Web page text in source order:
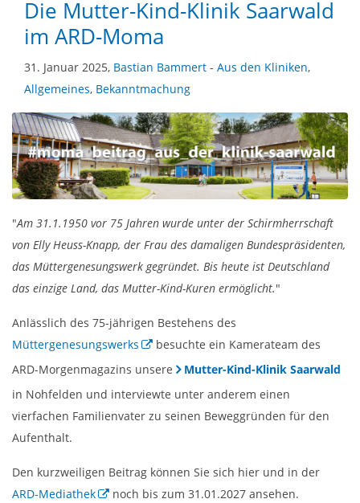
Die Mutter-Kind-Klinik Saarwald
im ARD-Moma
31. Januar 2025, Bastian Bammert - Aus den Kliniken,
Allgemeines, Bekanntmachung
"Am 31.1.1950 vor 75 Jahren wurde unter der Schirmherrschaft
von Elly Heuss-Knapp, der Frau des damaligen Bundespräsidenten,
das Müttergenesungswerk gegründet. Bis heute ist Deutschland
das einzige Land, das Mutter-Kind-Kuren ermöglicht."
Anlässlich des 75-jährigen Bestehens des
Müttergenesungswerks
besuchte ein Kamerateam des
ARD-Morgenmagazins unsere
Mutter-Kind-Klinik Saarwald
in Nohfelden und interviewte unter anderem einen
vierfachen Familienvater zu seinen Beweggründen für den
Aufenthalt.
Den kurzweiligen Beitrag können Sie sich hier und in der
ARD-Mediathek
noch bis zum 31.01.2027 ansehen.